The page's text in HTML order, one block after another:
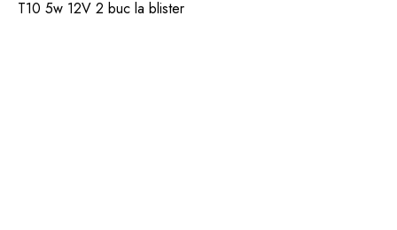
T10 5w 12V 2 buc la blister